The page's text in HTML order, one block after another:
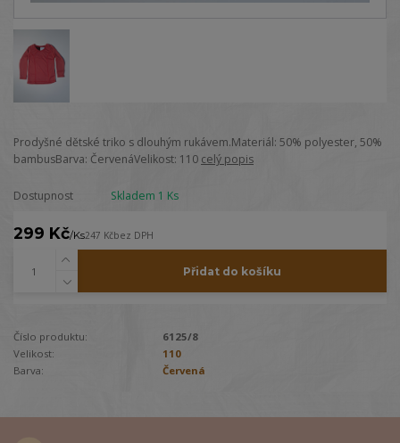
Prodyšné dětské triko s dlouhým rukávem.Materiál: 50% polyester, 50%
bambusBarva: ČervenáVelikost: 110 celý popis
Dostupnost Skladem 1 Ks
299 Kč/Ks247 Kčbez DPH
Přidat do košíku
Číslo produktu:
6125/8
Velikost:
110
Barva:
Červená